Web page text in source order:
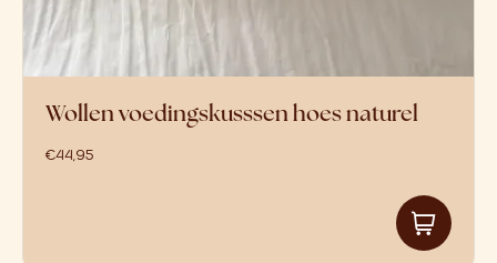
Wollen voedingskusssen hoes naturel
€44,95